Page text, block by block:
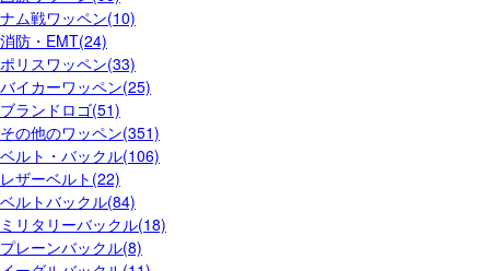
ナム戦ワッペン(10)
消防・EMT(24)
ポリスワッペン(33)
バイカーワッペン(25)
ブランドロゴ(51)
その他のワッペン(351)
ベルト・バックル(106)
レザーベルト(22)
ベルトバックル(84)
ミリタリーバックル(18)
プレーンバックル(8)